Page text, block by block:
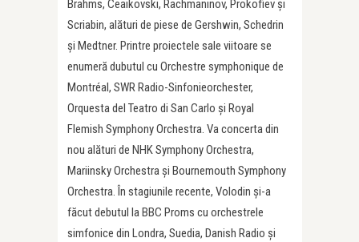
Brahms, Ceaikovski, Rachmaninov, Prokofiev și
Scriabin, alături de piese de Gershwin, Schedrin
și Medtner. Printre proiectele sale viitoare se
enumeră dubutul cu Orchestre symphonique de
Montréal, SWR Radio-Sinfonieorchester,
Orquesta del Teatro di San Carlo și Royal
Flemish Symphony Orchestra. Va concerta din
nou alături de NHK Symphony Orchestra,
Mariinsky Orchestra și Bournemouth Symphony
Orchestra. În stagiunile recente, Volodin și-a
făcut debutul la BBC Proms cu orchestrele
simfonice din Londra, Suedia, Danish Radio și